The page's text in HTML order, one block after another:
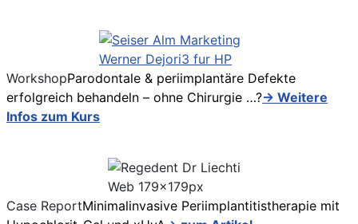
WorkshopParodontale & periimplantäre Defekte
erfolgreich behandeln – ohne Chirurgie …?→ Weitere
Infos zum Kurs
Case ReportMinimalinvasive Periimplantitistherapie mit